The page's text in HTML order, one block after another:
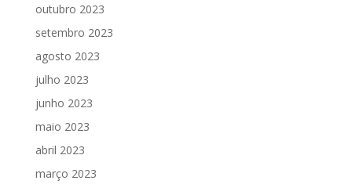
outubro 2023
setembro 2023
agosto 2023
julho 2023
junho 2023
maio 2023
abril 2023
março 2023